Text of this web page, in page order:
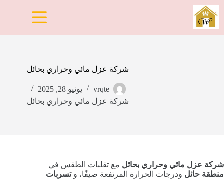
التجاوز
إلى
المحتوى
شركة عزل مائي وحراري بحائل
vrqte
يونيو 28, 2025
شركة عزل مائي وحراري بحائل
شركة عزل مائي وحراري بحائل مع تقلبات الطقس في
منطقة حائل ودرجات الحرارة المرتفعة صيفًا، وتسربات